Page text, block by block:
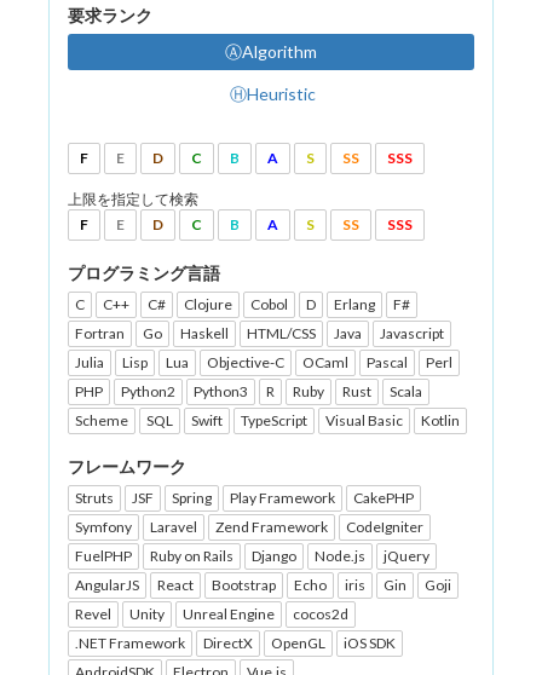
要求ランク
ⒶAlgorithm
ⒽHeuristic
F E D C B A S SS SSS
上限を指定して検索
F
E D C B A S SS SSS
プログラミング言語
C C++ C# Clojure Cobol D Erlang
F#
Fortran
Go Haskell HTML/CSS Java
Javascript
Julia
Lisp Lua Objective-C OCaml Pascal
Perl
PHP
Python2 Python3 R Ruby Rust
Scala
Scheme
SQL Swift TypeScript Visual Basic Kotlin
フレームワーク
Struts JSF Spring Play Framework
CakePHP
Symfony
Laravel Zend Framework
CodeIgniter
FuelPHP
Ruby on Rails Django Node.js
jQuery
AngularJS
React Bootstrap Echo iris Gin
Goji
Revel
Unity Unreal Engine
cocos2d
.NET Framework
DirectX OpenGL
iOS SDK